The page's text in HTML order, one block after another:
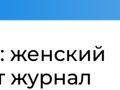
женский
журнал